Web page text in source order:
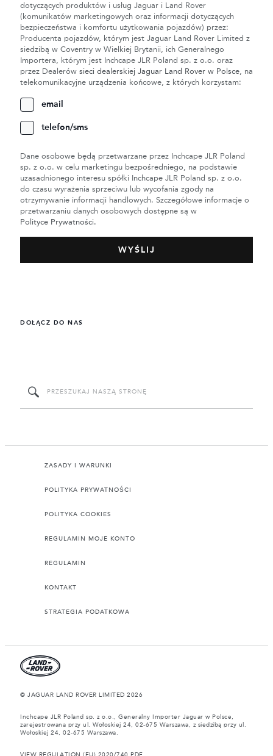
dotyczących produktów i usług Jaguar i Land Rover
(komunikatów marketingowych oraz informacji dotyczących
bezpieczeństwa i komfortu użytkowania pojazdów) przez:
Producenta pojazdów, którym jest Jaguar Land Rover Limited z
siedzibą w Coventry w Wielkiej Brytanii, ich Generalnego
Importera, którym jest Inchcape JLR Poland sp. z o.o. oraz
przez Dealerów sieci dealerskiej Jaguar Land Rover w Polsce, na
telekomunikacyjne urządzenia końcowe, z których korzystam:
email
telefon/sms
Dane osobowe będą przetwarzane przez Inchcape JLR Poland
sp. z o.o. w celu marketingu bezpośredniego, na podstawie
uzasadnionego interesu spółki Inchcape JLR Poland sp. z o.o.
do czasu wyrażenia sprzeciwu lub wycofania zgody na
otrzymywanie informacji handlowych. Szczegółowe informacje o
przetwarzaniu danych osobowych dostępne są w
Polityce Prywatności.
DOŁĄCZ DO NAS
ZASADY I WARUNKI
POLITYKA PRYWATNOŚCI
POLITYKA COOKIES
REGULAMIN MOJE KONTO
REGULAMIN
KONTAKT
STRATEGIA PODATKOWA
© JAGUAR LAND ROVER LIMITED 2026
Inchcape JLR Poland sp. z o.o., Generalny Importer Jaguar w Polsce,
zarejestrowana przy ul. Wołoskiej 24, 02-675 Warszawa, z siedzibą przy ul.
Wołoskiej 24, 02-675 Warszawa.
VIEW REGULATION (EU) 2020/740 PDF